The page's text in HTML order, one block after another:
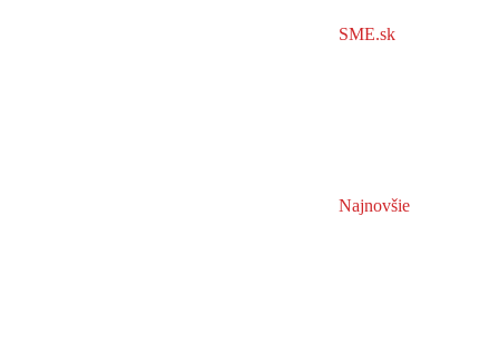
SME.sk
Najnovšie